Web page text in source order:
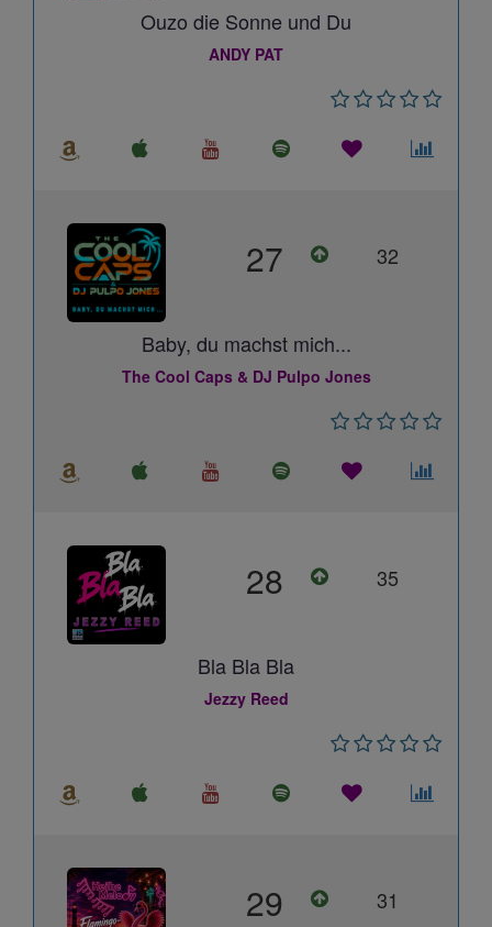
Ouzo die Sonne und Du
ANDY PAT
27 32
Baby, du machst mich...
The Cool Caps & DJ Pulpo Jones
28 35
Bla Bla Bla
Jezzy Reed
29 31